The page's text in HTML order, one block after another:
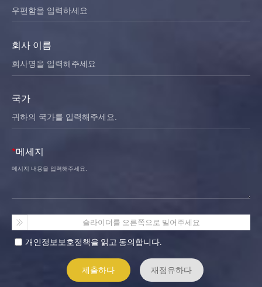
회사 이름
국가
*메세지
슬라이더를 오른쪽으로 밀어주세요
개인정보보호정책을 읽고 동의합니다.